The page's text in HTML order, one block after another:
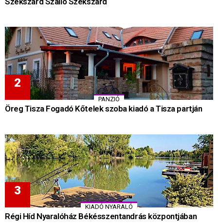
PANZIÓ
Öreg Tisza Fogadó Kőtelek szoba kiadó a Tisza partján
KIADÓ NYARALÓ
Régi Híd Nyaralóház Békésszentandrás központjában